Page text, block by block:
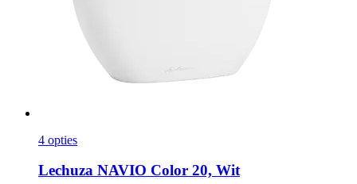
4 opties
Lechuza NAVIO Color 20, Wit